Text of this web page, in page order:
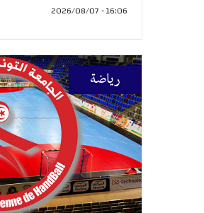
16:06 - 2026/08/07
رياضة